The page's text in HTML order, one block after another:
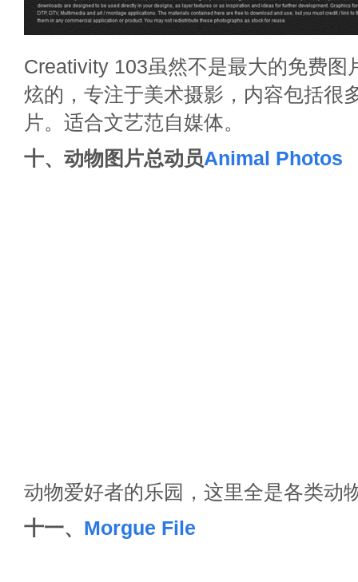
Creativity 103虽然不是最大的免费图
炫的，专注于美术摄影，内容包括很
片。适合文艺范自媒体。
十、动物图片总动员Animal Photos
动物爱好者的乐园，这里全是各类动
十一、 Morgue File